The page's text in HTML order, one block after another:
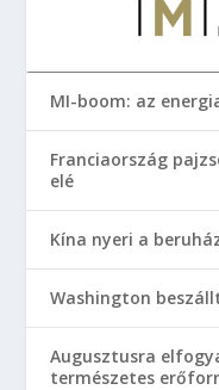
MI-boom: az
Franciaország
elé
Kína nyeri a
Washington
Augusztusra
természetes